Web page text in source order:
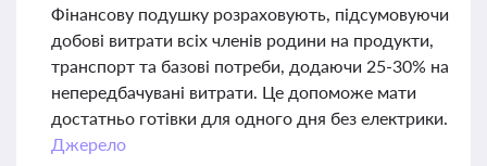
Фінансову подушку розраховують, підсумовуючи
добові витрати всіх членів родини на продукти,
транспорт та базові потреби, додаючи 25-30% на
непередбачувані витрати. Це допоможе мати
достатньо готівки для одного дня без електрики.
Джерело